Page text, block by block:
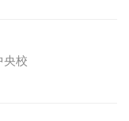
央校